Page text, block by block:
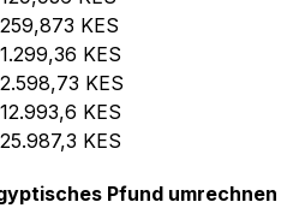
259,873 KES
1.299,36 KES
2.598,73 KES
12.993,6 KES
25.987,3 KES
Pfund umrechnen